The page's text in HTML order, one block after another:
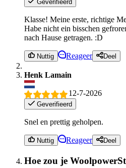
Geverifieerd
Klasse! Meine erste, richtige
Habe nicht ein bisschen
nach Hause getragen. :D
Nuttig Reageer Deel
Henk Lamain
12-7-2026
Geverifieerd
Snel en prettig geholpen.
Nuttig Reageer Deel
Hoe zou je